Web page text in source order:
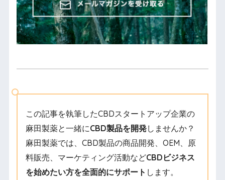
この記事を執筆したCBDスタートアップ企業の
麻田製薬と一緒にCBD製品を開発しませんか？
麻田製薬では、CBD製品の商品開発、OEM、原
料販売、マーケティング活動などCBDビジネス
を始めたい方を全面的にサポート します。